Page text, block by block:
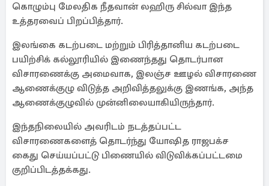
கொழும்பு மேலதிக நீதவான் லஹிரு சில்வா இந்த
உத்தரவைப் பிறப்பித்தார்.
இலங்கை கடற்படை மற்றும் பிரித்தானிய கடற்படை
பயிற்சிக் கல்லூரியில் இணைந்தது தொடர்பான
விசாரணைக்கு அமைவாக, இலஞ்ச ஊழல் விசாரணை
ஆணைக்குழு விடுத்த அறிவித்தலுக்கு இணங்க, அந்த
ஆணைக்குழுவில் முன்னிலையாகியிருந்தார்.
இந்தநிலையில் அவரிடம் நடத்தப்பட்ட
விசாரணைகளைத் தொடர்ந்து யோஷித ராஜபக்ச
கைது செய்யப்பட்டு பிணையில் விடுவிக்கப்பட்டமை
குறிப்பிடத்தக்கது.